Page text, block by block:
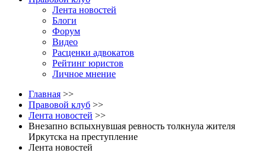
Лента новостей
Блоги
Форум
Видео
Расценки адвокатов
Рейтинг юристов
Личное мнение
Главная >>
Правовой клуб >>
Лента новостей >>
Внезапно вспыхнувшая ревность толкнула жителя
Иркутска на преступление
Лента новостей